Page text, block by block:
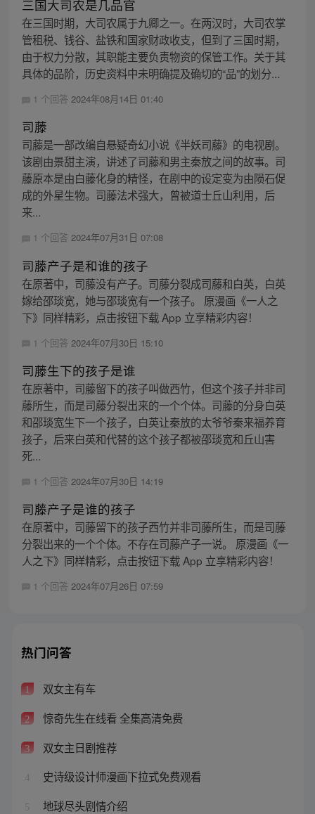
三国大司农是几品官
在三国时期，大司农属于九卿之一。在两汉时，大司农掌
管租税、钱谷、盐铁和国家财政收支，但到了三国时期，
由于权力分散，其职能主要负责物资的保管工作。关于其
具体的品阶，历史资料中未明确提及确切的“品”的划分...
1 个回答 2024年08月14日 01:40
司藤
司藤是一部改编自悬疑奇幻小说《半妖司藤》的电视剧。
该剧由景甜主演，讲述了司藤和男主秦放之间的故事。司
藤原本是由白藤化身的精怪，在剧中的设定变为由陨石促
成的外星生物。司藤法术强大，曾被道士丘山利用，后
来...
1 个回答 2024年07月31日 07:08
司藤产子是和谁的孩子
在原著中，司藤没有产子。司藤分裂成司藤和白英，白英
嫁给邵琰宽，她与邵琰宽有一个孩子。 原漫画《一人之
下》同样精彩，点击按钮下载 App 立享精彩内容！
1 个回答 2024年07月30日 15:10
司藤生下的孩子是谁
在原著中，司藤留下的孩子叫做西竹，但这个孩子并非司
藤所生，而是司藤分裂出来的一个个体。司藤的分身白英
和邵琰宽生下一个孩子，白英让秦放的太爷爷秦来福养育
孩子，后来白英和代替的这个孩子都被邵琰宽和丘山害
死...
1 个回答 2024年07月30日 14:19
司藤产子是谁的孩子
在原著中，司藤留下的孩子西竹并非司藤所生，而是司藤
分裂出来的一个个体。不存在司藤产子一说。 原漫画《一
人之下》同样精彩，点击按钮下载 App 立享精彩内容！
1 个回答 2024年07月26日 07:59
热门问答
1 双女主有车
2 惊奇先生在线看 全集高清免费
3 双女主日剧推荐
4 史诗级设计师漫画下拉式免费观看
5 地球尽头剧情介绍